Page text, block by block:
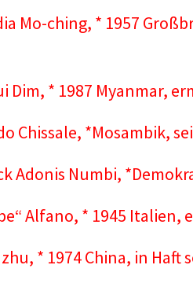
Mo-ching, * 1957
Dim, * 1987 Myanmar,
Chissale, *Mosambik,
Adonis Numbi,
Alfano, * 1945 Italien,
* 1974 China, in Haft